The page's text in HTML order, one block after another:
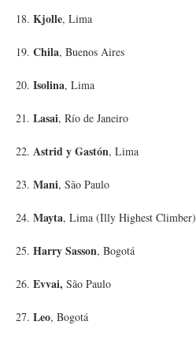
18. Kjolle, Lima
19. Chila, Buenos Aires
20. Isolina, Lima
21. Lasai, Río de Janeiro
22. Astrid y Gastón, Lima
23. Mani, São Paulo
24. Mayta, Lima (Illy Highest Climber)
25. Harry Sasson, Bogotá
26. Evvai, São Paulo
27. Leo, Bogotá